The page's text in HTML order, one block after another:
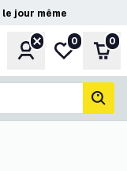
le jour même
CompteMa liste de
0 0